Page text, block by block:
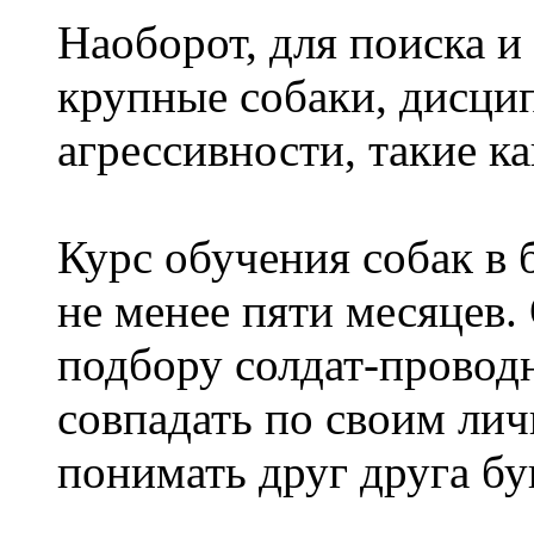
Наоборот, для поиска
крупные собаки,
агрессивности, такие
Курс обучения собак в
не менее пяти
подбору солдат-
совпадать по своим
понимать друг друга